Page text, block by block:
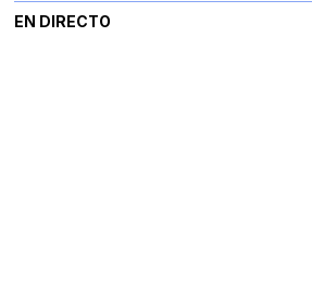
EN DIRECTO